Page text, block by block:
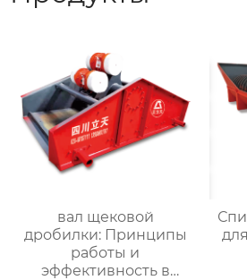
вал щековой
дробилки: Принципы
работы и
эффективность в